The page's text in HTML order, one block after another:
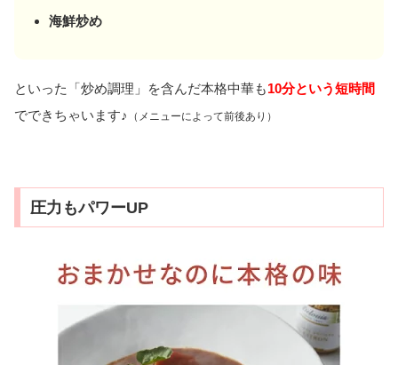
海鮮炒め
といった「炒め調理」を含んだ本格中華も10分という短時間
でできちゃいます♪
（メニューによって前後あり）
圧力もパワーUP